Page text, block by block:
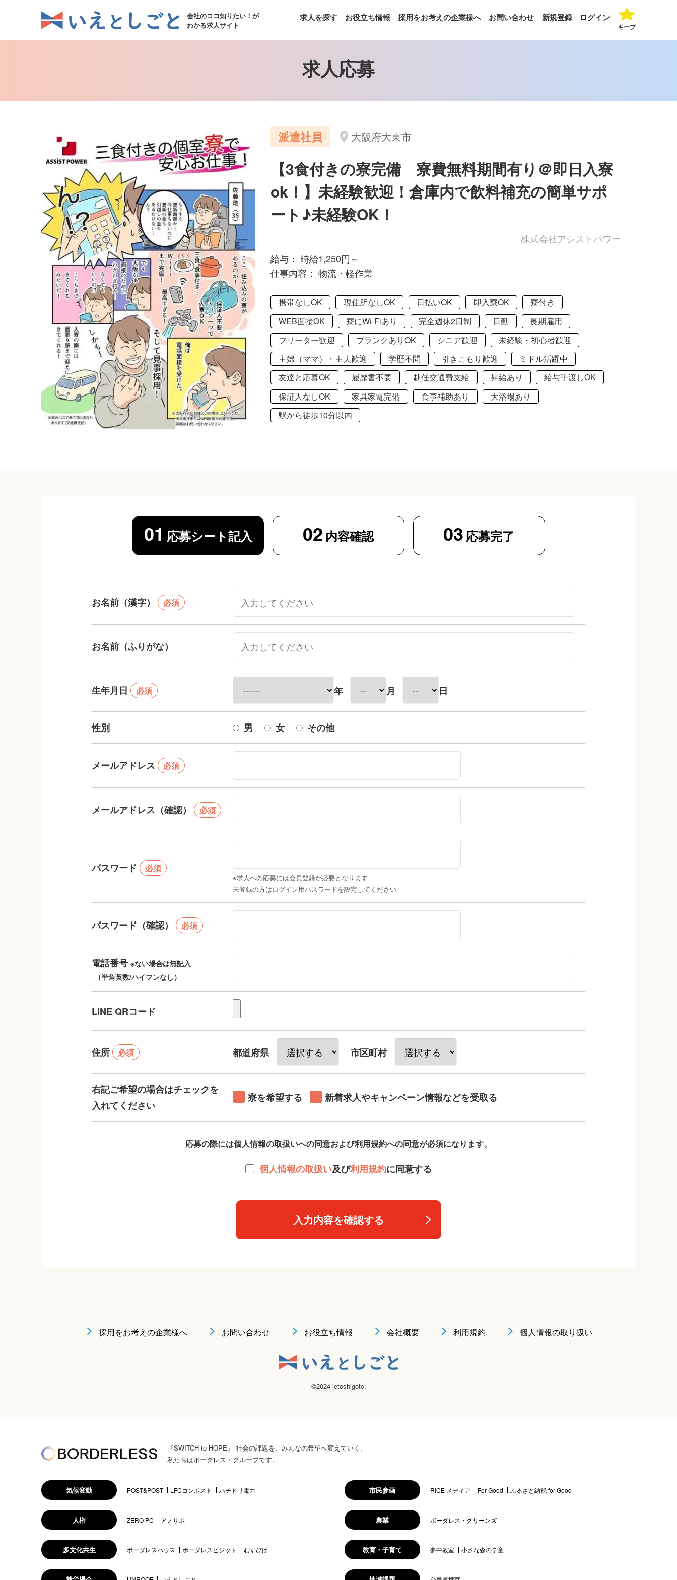
会社のココ知りたい！が
わかる求人サイト
求人を探す お役立ち情報 採用をお考えの企業様へ お問い合わせ 新規登録 ログイン
キープ
求人応募
派遣社員 大阪府大東市
【3食付きの寮完備 寮費無料期間有り＠即日入寮
ok！】未経験歓迎！倉庫内で飲料補充の簡単サポ
ート♪未経験OK！
株式会社アシストパワー
給与： 時給1,250円～
仕事内容： 物流・軽作業
携帯なしOK 現住所なしOK 日払いOK 即入寮OK
寮付き
WEB面接OK
寮にWi-Fiあり 完全週休2日制 日勤
長期雇用
フリーター歓迎
ブランクありOK シニア歓迎
未経験・初心者歓迎
主婦（ママ）・主夫歓迎
学歴不問 引きこもり歓迎
ミドル活躍中
友達と応募OK
履歴書不要 赴任交通費支給 昇給あり
給与手渡しOK
保証人なしOK
家具家電完備 食事補助あり
大浴場あり
駅から徒歩10分以内
01 応募シート記入 02 内容確認 03 応募完了
お名前（漢字） 必須
お名前（ふりがな）
生年月日 必須 年 月 日
性別 男 女 その他
メールアドレス 必須
メールアドレス（確認） 必須
パスワード 必須
※求人への応募には会員登録が必要となります
未登録の方はログイン用パスワードを設定してください
パスワード（確認） 必須
電話番号 ※ない場合は無記入
（半角英数/ハイフンなし）
LINE QRコード
住所 必須 都道府県 市区町村
右記ご希望の場合はチェックを
入れてください
寮を希望する 新着求人やキャンペーン情報などを受取る
応募の際には個人情報の取扱いへの同意および利用規約への同意が必須になります。
個人情報の取扱い及び利用規約に同意する
入力内容を確認する
採用をお考えの企業様へ お問い合わせ お役立ち情報 会社概要 利用規約 個人情報の取り扱い
©2024 ietoshigoto.
『SWITCH to HOPE』 社会の課題を、みんなの希望へ変えていく。
私たちはボーダレス・グループです。
気候変動 POST&POST LFCコンポスト ハチドリ電力 市民参画 RICE メディア For Good ふるさと納税 for Good
人権 ZERO PC アノサポ 農業 ボーダレス・グリーンズ
多文化共生 ボーダレスハウス ボーダレスビジット むすびば 教育・子育て 夢中教室 小さな森の学童